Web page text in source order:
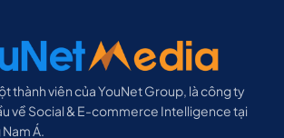
thành viên của YouNet Group, là công ty
về Social & E-commerce Intelligence tại
Á.